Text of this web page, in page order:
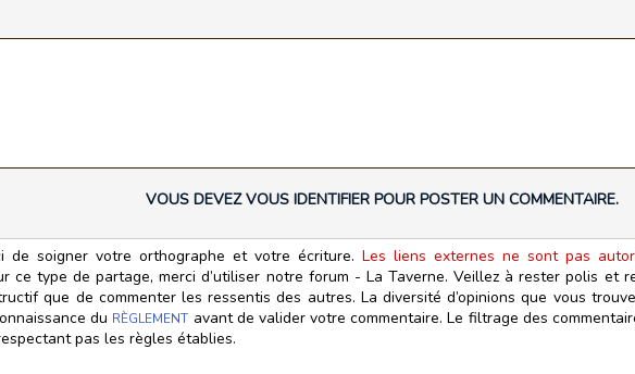
VOUS DEVEZ VOUS IDENTIFIER POUR POSTER UN COMMENTAIRE.
de soigner votre orthographe et votre écriture.Les liens externes ne sont pas
ce type de partage, merci d’utiliser notre forum - La Taverne. Veillez à rester polis et
que de commenter les ressentis des autres. La diversité d’opinions que vous
du RÈGLEMENT avant de valider votre commentaire. Le filtrage des
pas les règles établies.